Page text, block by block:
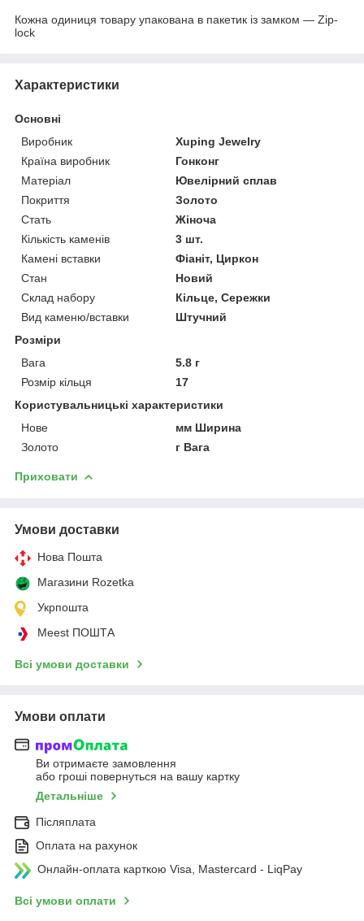
Кожна одиниця товару упакована в пакетик із замком — Zip-
lock
Характеристики
Основні
Виробник
Xuping Jewelry
Країна виробник
Гонконг
Матеріал
Ювелірний сплав
Покриття
Золото
Стать
Жіноча
Кількість каменів
3 шт.
Камені вставки
Фіаніт, Циркон
Стан
Новий
Склад набору
Кільце, Сережки
Вид каменю/вставки
Штучний
Розміри
Вага
5.8 г
Розмір кільця
17
Користувальницькі характеристики
Нове
мм Ширина
Золото
г Вага
Приховати
Умови доставки
Нова Пошта
Магазини Rozetka
Укрпошта
Meest ПОШТА
Всі умови доставки
Умови оплати
Ви отримаєте замовлення
або гроші повернуться на вашу картку
Детальніше
Післяплата
Оплата на рахунок
Онлайн-оплата карткою Visa, Mastercard - LiqPay
Всі умови оплати